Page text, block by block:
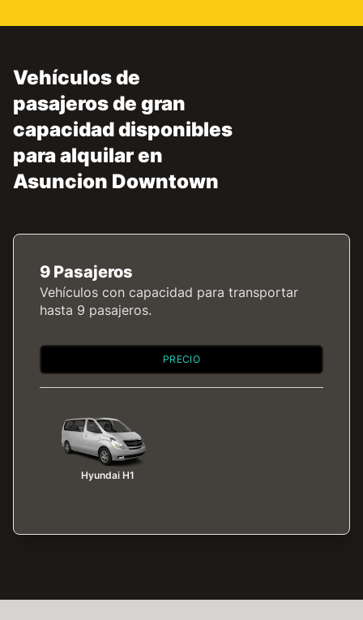
Vehículos de
pasajeros de gran
capacidad disponibles
para alquilar en
Asuncion Downtown
9 Pasajeros
Vehículos con capacidad para transportar
hasta 9 pasajeros.
PRECIO
Hyundai H1